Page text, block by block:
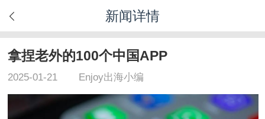
新闻详情
拿捏老外的100个中国APP
2025-01-21 Enjoy出海小编